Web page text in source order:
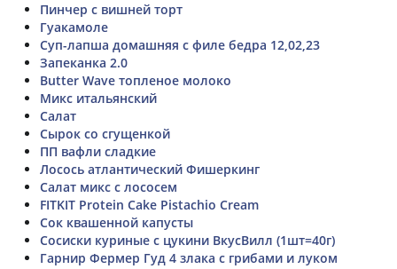
Пинчер с вишней торт
Гуакамоле
Суп-лапша домашняя с филе бедра 12,02,23
Запеканка 2.0
Butter Wave топленое молоко
Микс итальянский
Салат
Сырок со сгущенкой
ПП вафли сладкие
Лосось атлантический Фишеркинг
Салат микс с лососем
FITKIT Protein Cake Pistachio Cream
Сок квашенной капусты
Сосиски куриные с цукини ВкусВилл (1шт=40г)
Гарнир Фермер Гуд 4 злака с грибами и луком